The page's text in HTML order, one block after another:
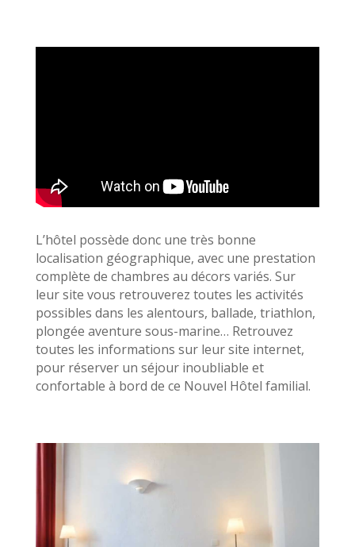
L’hôtel possède donc une très bonne
localisation géographique, avec une prestation
complète de chambres au décors variés. Sur
leur site vous retrouverez toutes les activités
possibles dans les alentours, ballade, triathlon,
plongée aventure sous-marine… Retrouvez
toutes les informations sur leur site internet,
pour réserver un séjour inoubliable et
confortable à bord de ce Nouvel Hôtel familial.